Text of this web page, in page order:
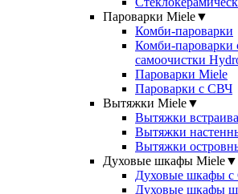
Пароварки Miele▼
Комби-пароварки
Комби-пароварки
самоочистки
Пароварки Miele
Пароварки с СВЧ
Вытяжки Miele▼
Вытяжки
Вытяжки
Вытяжки
Духовые шкафы Miele▼
Духовые шкафы
Духовые шкафы